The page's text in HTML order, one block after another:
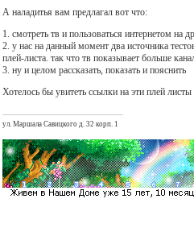
А наладитья вам предлагал вот что:
1. смотреть тв и пользоваться интернетом
2. у нас на данный момент два источника
плей-листа. так что тв показывает больше
3. ну и целом рассказать, показать и пояснить
Хотелось бы увитеть ссылки на эти плей
ул. Маршала Савицкого д. 32 корп. 1